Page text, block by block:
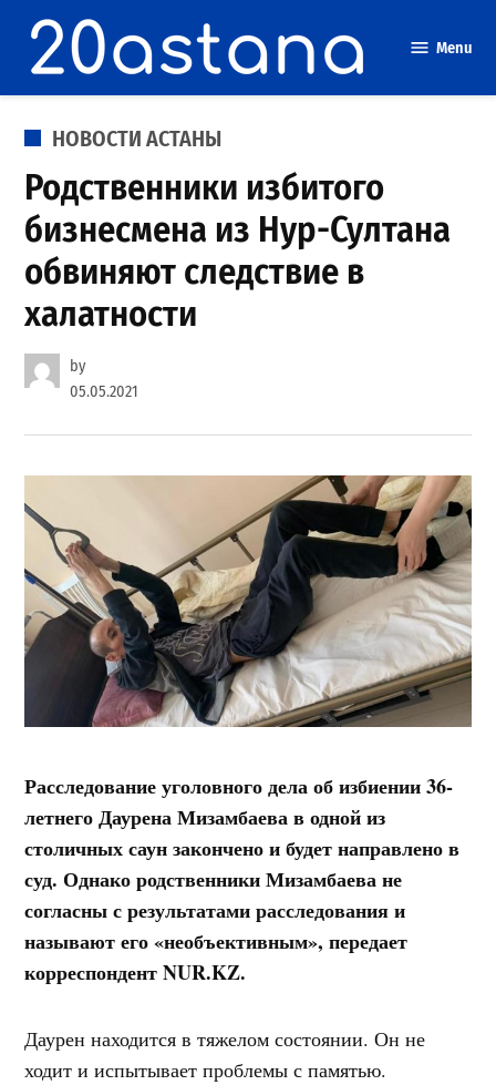
content
Menu
POSTED
НОВОСТИ АСТАНЫ
Родственники избитого
бизнесмена из Нур-Султана
обвиняют следствие в
халатности
by
05.05.2021
Расследование уголовного дела об избиении 36-
летнего Даурена Мизамбаева в одной из
столичных саун закончено и будет направлено в
суд. Однако родственники Мизамбаева не
согласны с результатами расследования и
называют его «необъективным», передает
корреспондент NUR.KZ.
Даурен находится в тяжелом состоянии. Он не
ходит и испытывает проблемы с памятью.